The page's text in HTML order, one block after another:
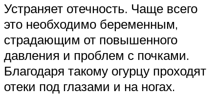
Устраняет отечность. Чаще всего
это необходимо беременным,
страдающим от повышенного
давления и проблем с почками.
Благодаря такому огурцу проходят
отеки под глазами и на ногах.